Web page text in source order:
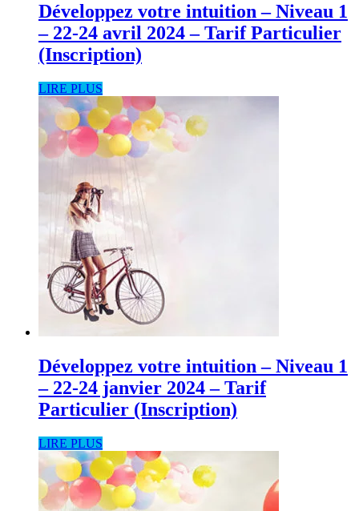
Développez votre intuition – Niveau 1
– 22-24 avril 2024 – Tarif Particulier
(Inscription)
LIRE PLUS
Développez votre intuition – Niveau 1
– 22-24 janvier 2024 – Tarif
Particulier (Inscription)
LIRE PLUS